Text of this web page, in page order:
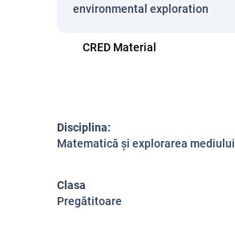
environmental exploration
CRED Material
Disciplina:
Matematică și explorarea mediului
Clasa
Pregătitoare